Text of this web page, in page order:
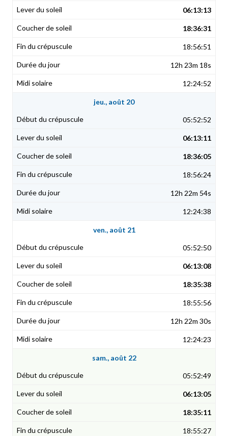
06:13:13
18:36:31
18:56:51
12h 23m 18s
12:24:52
jeu., août 20
05:52:52
06:13:11
18:36:05
18:56:24
12h 22m 54s
12:24:38
ven., août 21
05:52:50
06:13:08
18:35:38
18:55:56
12h 22m 30s
12:24:23
sam., août 22
05:52:49
06:13:05
18:35:11
18:55:27